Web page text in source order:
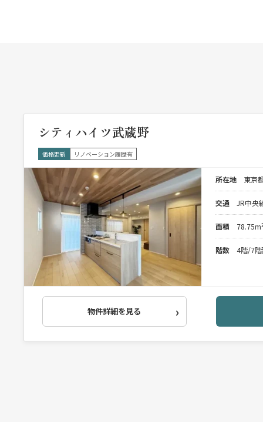
シティハイツ武蔵野
価格更新 リノベーション履歴有
所在地 東京
交通 JR中央
面積
階数 4階/7階
物件詳細を見る